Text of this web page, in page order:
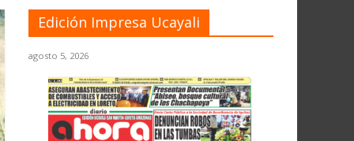
Edición Impresa Ucayali
agosto 5, 2026